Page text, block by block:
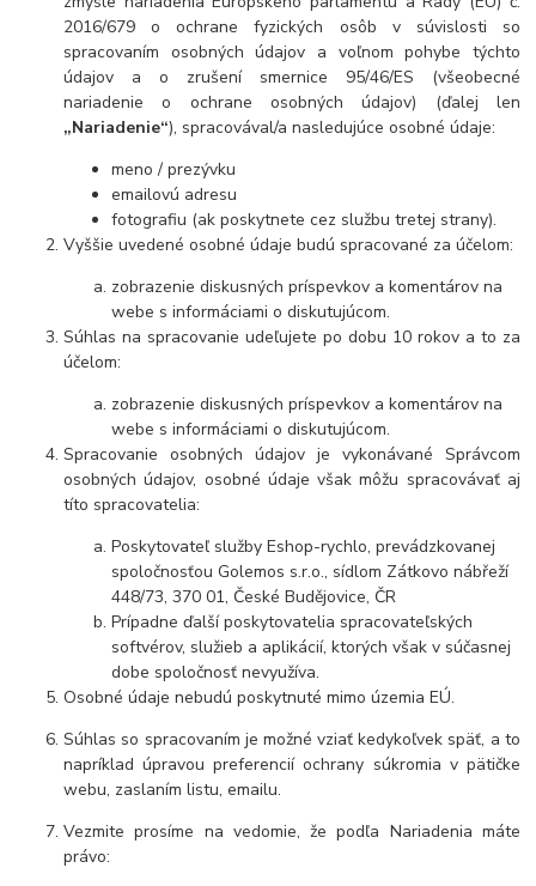
2016/679 o ochrane fyzických osôb v súvislosti so
spracovaním osobných údajov a voľnom pohybe týchto
údajov a o zrušení smernice 95/46/ES (všeobecné
nariadenie o ochrane osobných údajov) (ďalej len
„Nariadenie“), spracovával/a nasledujúce osobné údaje:
meno / prezývku
emailovú adresu
fotografiu (ak poskytnete cez službu tretej strany).
Vyššie uvedené osobné údaje budú spracované za účelom:
zobrazenie diskusných príspevkov a komentárov na
webe s informáciami o diskutujúcom.
Súhlas na spracovanie udeľujete po dobu 10 rokov a to za
účelom:
zobrazenie diskusných príspevkov a komentárov na
webe s informáciami o diskutujúcom.
Spracovanie osobných údajov je vykonávané Správcom
osobných údajov, osobné údaje však môžu spracovávať aj
títo spracovatelia:
Poskytovateľ služby Eshop-rychlo, prevádzkovanej
spoločnosťou Golemos s.r.o., sídlom Zátkovo nábřeží
448/73, 370 01, České Budějovice, ČR
Prípadne ďalší poskytovatelia spracovateľských
softvérov, služieb a aplikácií, ktorých však v súčasnej
dobe spoločnosť nevyužíva.
Osobné údaje nebudú poskytnuté mimo územia EÚ.
Súhlas so spracovaním je možné vziať kedykoľvek späť, a to
napríklad úpravou preferencií ochrany súkromia v pätičke
webu, zaslaním listu, emailu.
Vezmite prosíme na vedomie, že podľa Nariadenia máte
právo: